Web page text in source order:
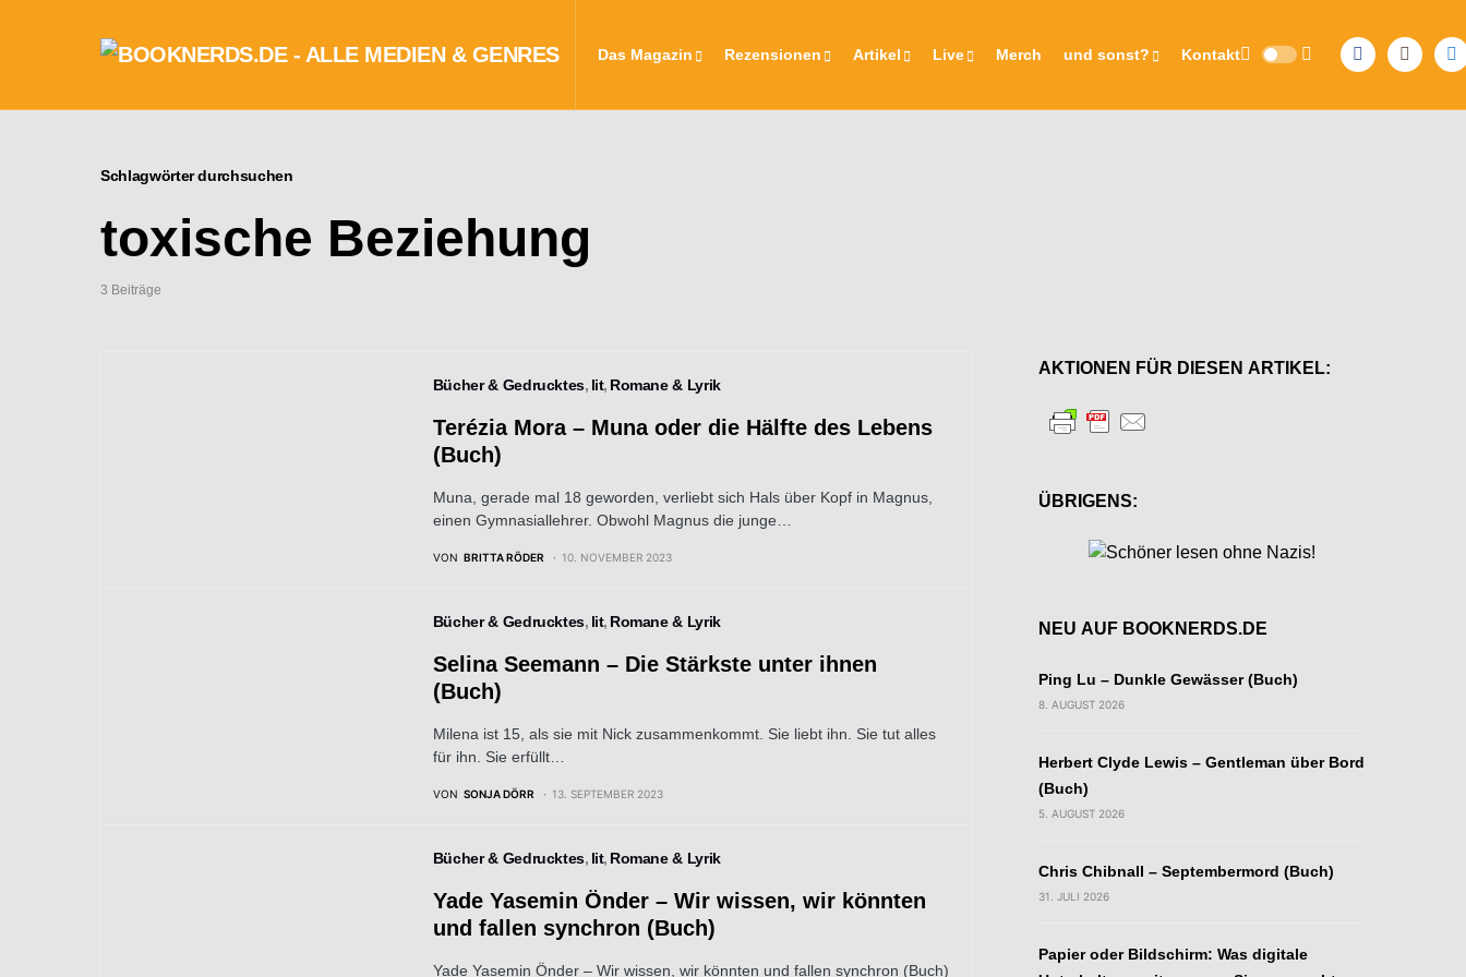
Das Magazin Rezensionen Artikel Live Merch und sonst? Kontakt
Schlagwörter durchsuchen
toxische Beziehung
3 Beiträge
Bücher & Gedrucktes lit Romane & Lyrik
Terézia Mora – Muna oder die Hälfte des Lebens
(Buch)
Muna, gerade mal 18 geworden, verliebt sich Hals über Kopf in Magnus,
einen Gymnasiallehrer. Obwohl Magnus die junge…
VON BRITTA RÖDER 10. NOVEMBER 2023
Bücher & Gedrucktes lit Romane & Lyrik
Selina Seemann – Die Stärkste unter ihnen
(Buch)
Milena ist 15, als sie mit Nick zusammenkommt. Sie liebt ihn. Sie tut alles
für ihn. Sie erfüllt…
VON SONJA DÖRR 13. SEPTEMBER 2023
Bücher & Gedrucktes lit Romane & Lyrik
Yade Yasemin Önder – Wir wissen, wir könnten
und fallen synchron (Buch)
Yade Yasemin Önder – Wir wissen, wir könnten und fallen synchron (Buch)
AKTIONEN FÜR DIESEN ARTIKEL:
ÜBRIGENS:
NEU AUF BOOKNERDS.DE
Ping Lu – Dunkle Gewässer (Buch)
8. AUGUST 2026
Herbert Clyde Lewis – Gentleman über Bord
(Buch)
5. AUGUST 2026
Chris Chibnall – Septembermord (Buch)
31. JULI 2026
Papier oder Bildschirm: Was digitale